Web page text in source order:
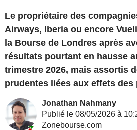
Le propriétaire des
Airways, Iberia ou encore
la Bourse de Londres après
résultats pourtant en hausse
trimestre 2026, mais assortis
prudentes liées aux effets des
Jonathan Nahmany
Publié le 08/05/2026 à
Zonebourse.com